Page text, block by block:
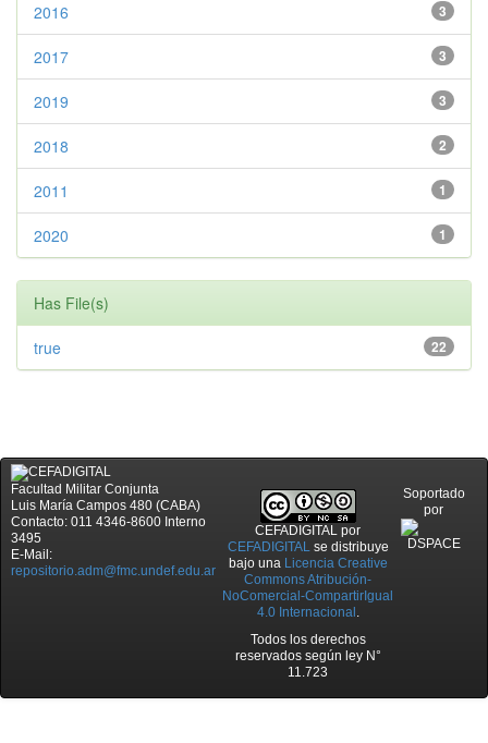
3
2016
3
2017
3
2019
2
2018
1
2011
1
2020
Has File(s)
22
true
Facultad Militar Conjunta
Luis María Campos 480 (CABA)
Contacto: 011 4346-8600 Interno
3495
E-Mail:
repositorio.adm@fmc.undef.edu.ar
CEFADIGITAL por
CEFADIGITALse distribuye
bajo una Licencia Creative
Commons Atribución-
NoComercial-CompartirIgual
4.0 Internacional .
Todos los derechos
reservados según ley N°
11.723
Soportado
por